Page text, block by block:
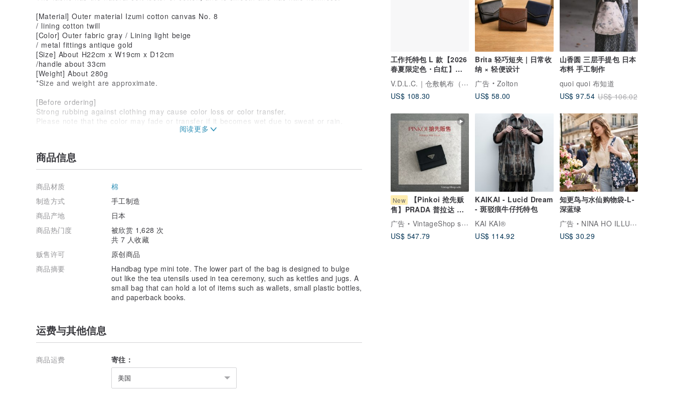
工作托特包 L 款【2026
春夏限定色・白红】
(VC-3L)
V.D.L.C.｜仓敷帆布（こまのぐ）
US$ 108.30
Brita 轻巧短夹 | 日常收
纳 × 轻便设计
广告
Zolton
US$ 58.00
山香圆 三层手提包 日本
布料 手工制作
quoi quoi 布知道
US$ 97.54 US$ 106.02
New
【Pinkoi 抢先贩
售】PRADA 普拉达 钱
包 黑色 三角标志 尼龙
滚边 双折钱包 vintage
bg5sit
广告
VintageShop solo 日本直送中古包专卖店
US$ 547.79
KAIKAI - Lucid Dream
- 斑驳痕牛仔托特包
KAI KAI®
US$ 114.92
知更鸟与水仙购物袋-L-
深蓝绿
广告
NINA HO ILLUSTRATION
US$ 30.29
[Material] Outer material Izumi cotton canvas No. 8
/ lining cotton twill
[Color] Outer fabric gray / Lining light beige
/ metal fittings antique gold
[Size] About H22cm x W19cm x D12cm
/handle about 33cm
[Weight] About 280g
*Size and weight are approximate.
[Before ordering]
Strong rubbing against clothing may cause color loss or color transfer.
Please note that the color may fade or transfer if it becomes wet due to sweat or rain.
you are using, but please understand that before purchasing. Please.
Please check the delivery days after the shipping notification as a guideline. It may arrive
later than the stated schedule.
If you purchase from Japan and ship it overseas, you will be charged an additional
shipping fee, so please contact us before placing your order.
商品信息
商品材质
棉
制造方式
手工制造
商品产地
日本
商品热门度
被欣赏 1,628 次
共 7 人收藏
贩售许可
原创商品
商品摘要
Handbag type mini tote. The lower part of the bag is designed to bulge
out like the tea utensils used in tea ceremony, such as kettles and jugs. A
small bag that can hold a lot of items such as wallets, small plastic bottles,
and paperback books.
运费与其他信息
商品运费 寄往：
美国